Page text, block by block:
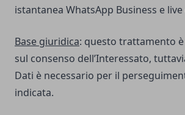
istantanea WhatsApp Business e live
Base giuridica: questo trattamento
sul consenso dell’Interessato,
Dati è necessario per il
indicata.